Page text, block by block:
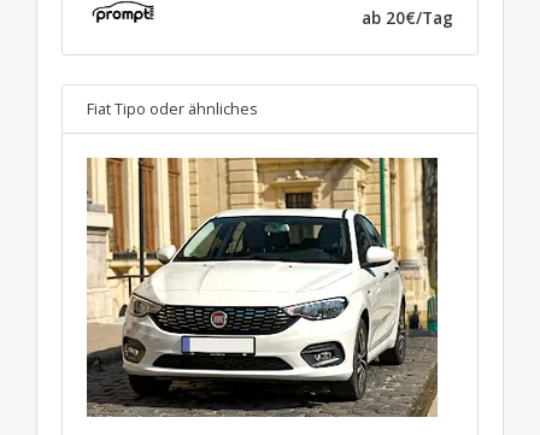
ab 20€/Tag
Fiat Tipo oder ähnliches